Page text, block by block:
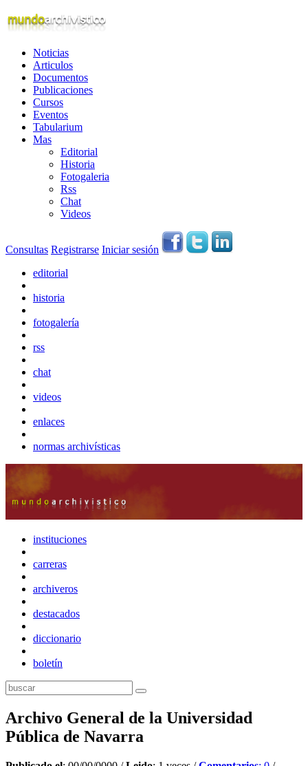
Noticias
Articulos
Documentos
Publicaciones
Cursos
Eventos
Tabularium
Mas
Editorial
Historia
Fotogaleria
Rss
Chat
Videos
Consultas Registrarse Iniciar sesión
editorial
historia
fotogalería
rss
chat
videos
enlaces
normas archivísticas
instituciones
carreras
archiveros
destacados
diccionario
boletín
Archivo General de la Universidad
Pública de Navarra